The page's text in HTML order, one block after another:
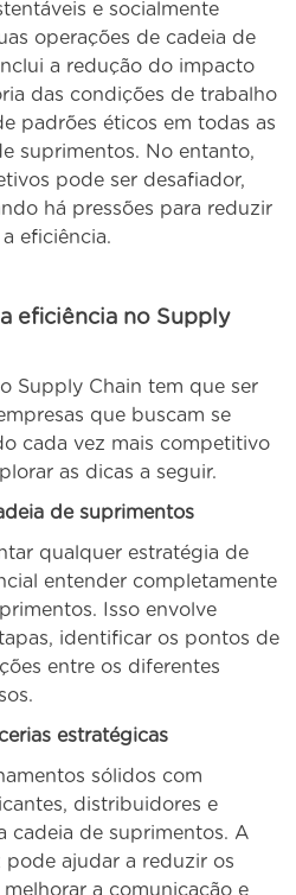
​​e socialmente
operações de cadeia de
a redução do impacto
das condições de trabalho
padrões éticos em todas as
suprimentos. No entanto,
pode ser desafiador,
há pressões para reduzir
eficiência.
eficiência no Supply
Supply Chain tem que ser
que buscam se
cada vez mais competitivo
as dicas a seguir.
de suprimentos
qualquer estratégia de
entender completamente
Isso envolve
identificar os pontos de
entre os diferentes
estratégicas
sólidos com
distribuidores e
cadeia de suprimentos. A
pode ajudar a reduzir os
a comunicação e